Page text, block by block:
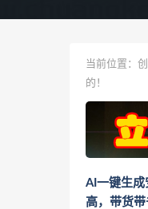
当前位置：
的！
AI一键生成
高，带货带